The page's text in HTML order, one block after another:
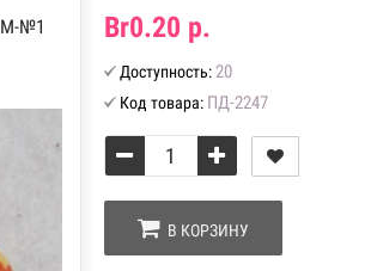
№1 Br0.20 р.
Доступность:20
Код товара: ПД-2247
В КОРЗИНУ